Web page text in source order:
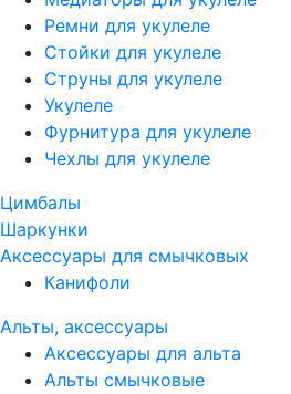
Ремни для укулеле
Стойки для укулеле
Струны для укулеле
Укулеле
Фурнитура для укулеле
Чехлы для укулеле
Цимбалы
Шаркунки
Аксессуары для смычковых
Канифоли
Альты, аксессуары
Аксессуары для альта
Альты смычковые